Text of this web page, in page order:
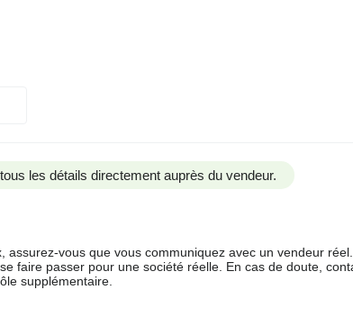
les détails directement auprès du vendeur.
vous que vous communiquez avec un vendeur
faire passer pour une société réelle. En cas de doute,
supplémentaire.